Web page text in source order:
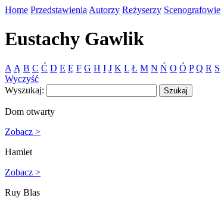
Home Przedstawienia Autorzy Reżyserzy Scenografowie
Eustachy Gawlik
A Ą B C Ć D E Ę F G H I J K L Ł M N Ń O Ó P Q R S
Wyczyść
Wyszukaj:
Dom otwarty
Zobacz >
Hamlet
Zobacz >
Ruy Blas